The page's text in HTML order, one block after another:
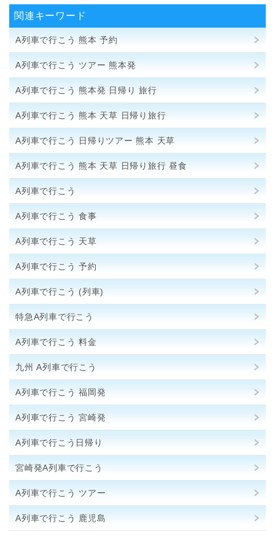
関連キーワード
A列車で行こう 熊本 予約
A列車で行こう ツアー 熊本発
A列車で行こう 熊本発 日帰り 旅行
A列車で行こう 熊本 天草 日帰り旅行
A列車で行こう 日帰りツアー 熊本 天草
A列車で行こう 熊本 天草 日帰り旅行 昼食
A列車で行こう
A列車で行こう 食事
A列車で行こう 天草
A列車で行こう 予約
A列車で行こう (列車)
特急A列車で行こう
A列車で行こう 料金
九州 A列車で行こう
A列車で行こう 福岡発
A列車で行こう 宮崎発
A列車で行こう日帰り
宮崎発A列車で行こう
A列車で行こう ツアー
A列車で行こう 鹿児島